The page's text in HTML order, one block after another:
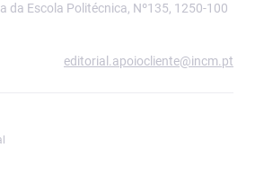
da Escola Politécnica, Nº135, 1250-100
editorial.apoiocliente@incm.pt